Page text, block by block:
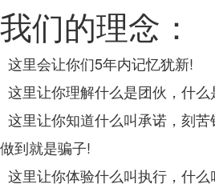
我们的理念：
这里会让你们5年内记忆犹新!
这里让你理解什么是团伙，什么
这里让你知道什么叫承诺，刻
做到就是骗子!
这里让你体验什么叫执行，什